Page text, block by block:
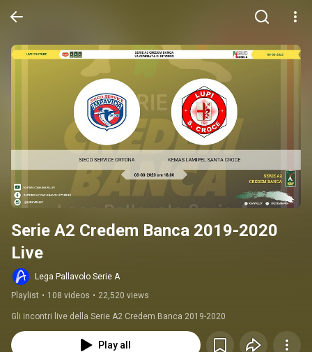
Serie A2 Credem Banca 2019-2020
Live
Lega Pallavolo Serie A
Playlist • 108 videos • 22,520 views
Gli incontri live della Serie A2 Credem Banca 2019-2020
Play all